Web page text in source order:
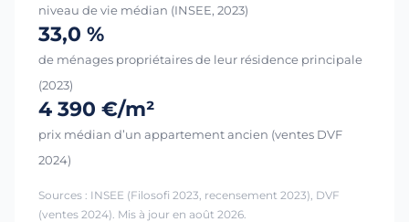
niveau de vie médian (INSEE, 2023)
33,0 %
de ménages propriétaires de leur résidence principale
(2023)
4 390 €/m²
prix médian d’un appartement ancien (ventes DVF
2024)
Sources : INSEE (Filosofi 2023, recensement 2023), DVF
(ventes 2024). Mis à jour en août 2026.